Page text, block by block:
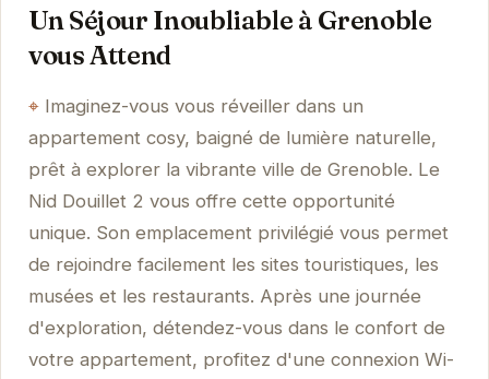
Un Séjour Inoubliable à Grenoble
vous Attend
Imaginez-vous vous réveiller dans un
appartement cosy, baigné de lumière naturelle,
prêt à explorer la vibrante ville de Grenoble. Le
Nid Douillet 2 vous offre cette opportunité
unique. Son emplacement privilégié vous permet
de rejoindre facilement les sites touristiques, les
musées et les restaurants. Après une journée
d'exploration, détendez-vous dans le confort de
votre appartement, profitez d'une connexion Wi-